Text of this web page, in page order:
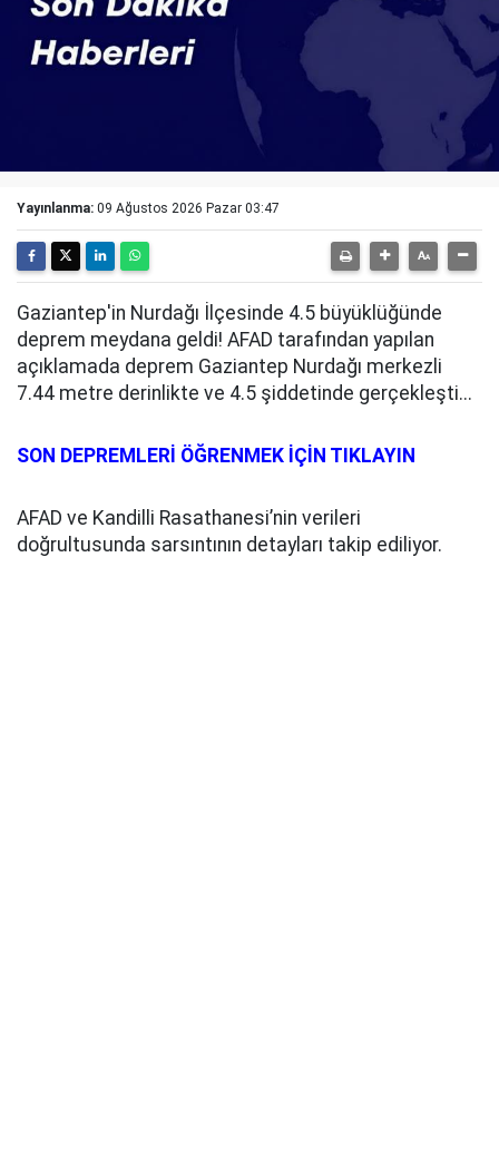
Yayınlanma: 09 Ağustos 2026 Pazar 03:47
Gaziantep'in Nurdağı İlçesinde 4.5 büyüklüğünde
deprem meydana geldi! AFAD tarafından yapılan
açıklamada deprem Gaziantep Nurdağı merkezli
7.44 metre derinlikte ve 4.5 şiddetinde gerçekleşti...
SON DEPREMLERİ ÖĞRENMEK İÇİN TIKLAYIN
AFAD ve Kandilli Rasathanesi’nin verileri
doğrultusunda sarsıntının detayları takip ediliyor.